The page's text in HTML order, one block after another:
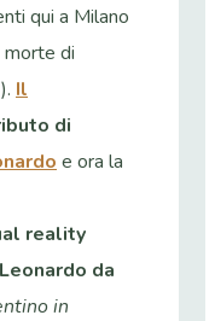
qui a Milano
morte di
Il
di
e ora la
reality
da
in